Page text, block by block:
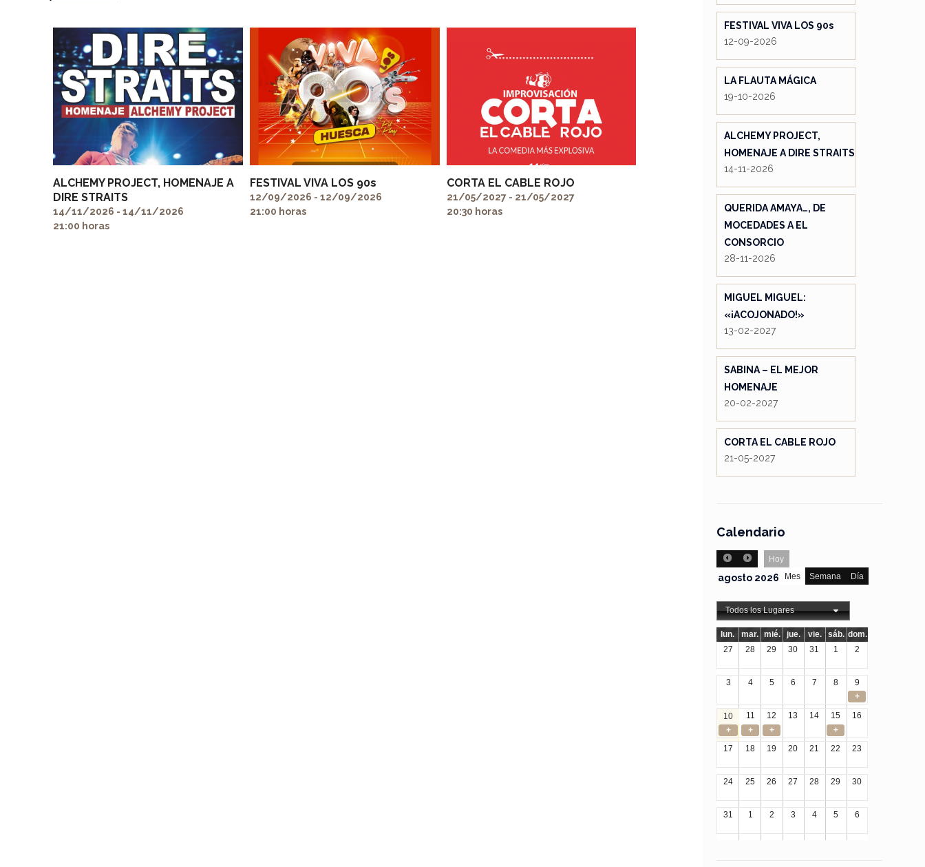
ALCHEMY PROJECT, HOMENAJE A
DIRE STRAITS
14/11/2026 - 14/11/2026
21:00 horas
FESTIVAL VIVA LOS 90s
12/09/2026 - 12/09/2026
21:00 horas
CORTA EL CABLE ROJO
21/05/2027 - 21/05/2027
20:30 horas
FESTIVAL VIVA LOS 90s
12-09-2026
LA FLAUTA MÁGICA
19-10-2026
ALCHEMY PROJECT,
HOMENAJE A DIRE STRAITS
14-11-2026
QUERIDA AMAYA…, DE
MOCEDADES A EL
CONSORCIO
28-11-2026
MIGUEL MIGUEL:
«¡ACOJONADO!»
13-02-2027
SABINA – EL MEJOR
HOMENAJE
20-02-2027
CORTA EL CABLE ROJO
21-05-2027
Calendario
Hoy
Mes
Semana Día
agosto 2026
Todos los Lugares
lun. mar. mié. jue. vie. sáb. dom.
27
28 29 30 31 1 2
3 4 5 6 7 8
9
+
10 11 12 13 14 15
16
+
+ +
+
17
18 19 20 21 22 23
24 25 26 27 28 29 30
31 1 2 3 4 5 6